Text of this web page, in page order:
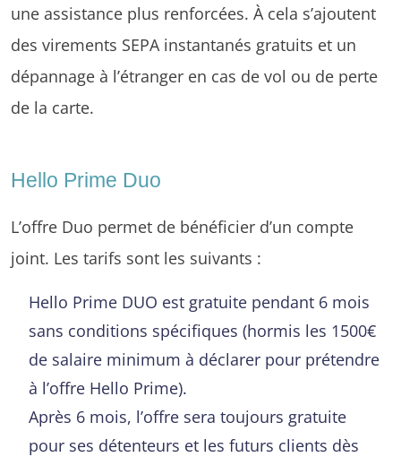
une assistance plus renforcées. À cela s’ajoutent
des virements SEPA instantanés gratuits et un
dépannage à l’étranger en cas de vol ou de perte
de la carte.
Hello Prime Duo
L’offre Duo permet de bénéficier d’un compte
joint. Les tarifs sont les suivants :
Hello Prime DUO est gratuite pendant 6 mois
sans conditions spécifiques (hormis les 1500€
de salaire minimum à déclarer pour prétendre
à l’offre Hello Prime).
Après 6 mois, l’offre sera toujours gratuite
pour ses détenteurs et les futurs clients dès